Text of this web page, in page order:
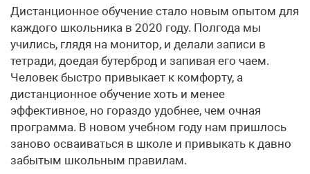
Дистанционное обучение стало новым опытом для
каждого школьника в 2020 году. Полгода мы
учились, глядя на монитор, и делали записи в
тетради, доедая бутерброд и запивая его чаем.
Человек быстро привыкает к комфорту, а
дистанционное обучение хоть и менее
эффективное, но гораздо удобнее, чем очная
программа. В новом учебном году нам пришлось
заново осваиваться в школе и привыкать к давно
забытым школьным правилам.